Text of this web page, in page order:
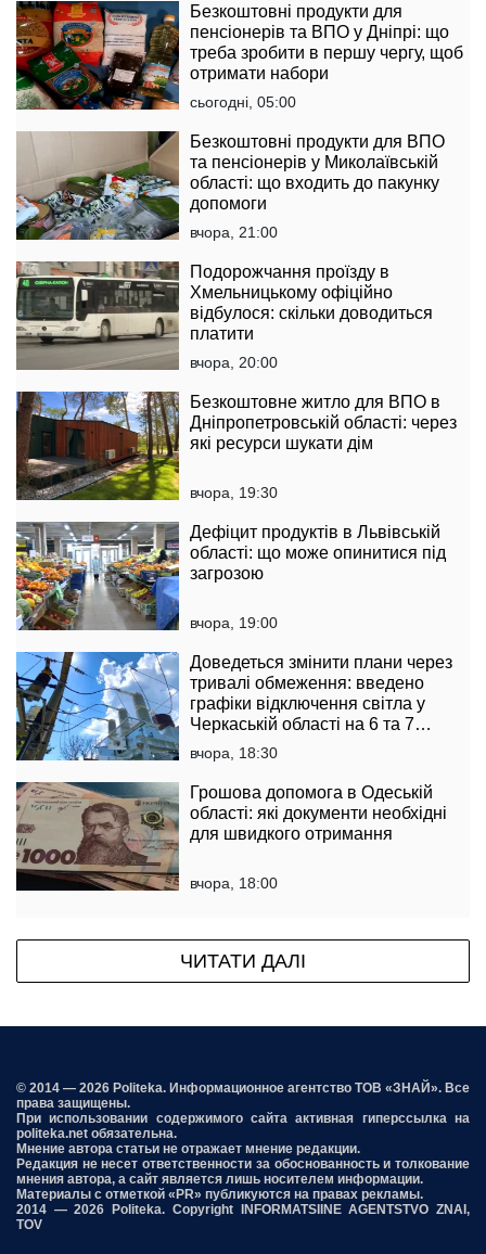
Безкоштовні продукти для
пенсіонерів та ВПО у Дніпрі: що
треба зробити в першу чергу, щоб
отримати набори
сьогодні, 05:00
Безкоштовні продукти для ВПО
та пенсіонерів у Миколаївській
області: що входить до пакунку
допомоги
вчора, 21:00
Подорожчання проїзду в
Хмельницькому офіційно
відбулося: скільки доводиться
платити
вчора, 20:00
Безкоштовне житло для ВПО в
Дніпропетровській області: через
які ресурси шукати дім
вчора, 19:30
Дефіцит продуктів в Львівській
області: що може опинитися під
загрозою
вчора, 19:00
Доведеться змінити плани через
тривалі обмеження: введено
графіки відключення світла у
Черкаській області на 6 та 7
серпня
вчора, 18:30
Грошова допомога в Одеській
області: які документи необхідні
для швидкого отримання
вчора, 18:00
ЧИТАТИ ДАЛІ
© 2014 — 2026 Politeka. Информационное агентство ТОВ «ЗНАЙ». Все
права защищены.
При использовании содержимого сайта активная гиперссылка на
politeka.net обязательна.
Мнение автора статьи не отражает мнение редакции.
Редакция не несет ответственности за обоснованность и толкование
мнения автора, а сайт является лишь носителем информации.
Материалы с отметкой «PR» публикуются на правах рекламы.
2014 — 2026 Politeka. Copyright INFORMATSIINE AGENTSTVO ZNAI,
TOV